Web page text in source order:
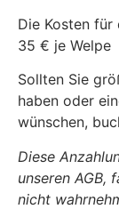
Die Kosten für
35 € je Welpe
Sollten Sie
haben oder
wünschen,
Diese
unseren AGB,
nicht